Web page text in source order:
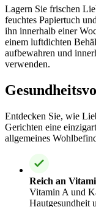
Lagern Sie frischen
feuchtes Papiertuch
ihn innerhalb einer
einem luftdichten
aufbewahren und
verwenden.
Entdecken Sie, wie
Gerichten eine
allgemeines
Reich an
Vitamin A und
Hautgesundheit